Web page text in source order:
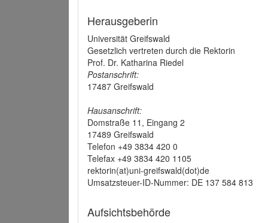
Herausgeberin
Universität Greifswald
Gesetzlich vertreten durch die Rektorin
Prof. Dr. Katharina Riedel
Postanschrift:
17487 Greifswald
Hausanschrift:
Domstraße 11, Eingang 2
17489 Greifswald
Telefon +49 3834 420 0
Telefax +49 3834 420 1105
rektorin(at)uni-greifswald(dot)de
Umsatzsteuer-ID-Nummer: DE 137 584 813
Aufsichtsbehörde